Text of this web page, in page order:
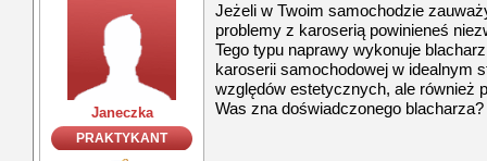
Janeczka
PRAKTYKANT
Jeżeli w Twoim samochodzie
problemy z karoserią powinieneś
Tego typu naprawy wykonuje
karoserii samochodowej w idealnym
względów estetycznych, ale również
Was zna doświadczonego blacharza?